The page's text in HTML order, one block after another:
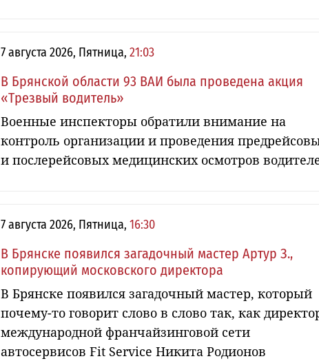
7 августа 2026, Пятница, 21:03
В Брянской области 93 ВАИ была проведена акция
«Трезвый водитель»
Военные инспекторы обратили внимание на
контроль организации и проведения
и послерейсовых медицинских осмотров
7 августа 2026, Пятница, 16:30
В Брянске появился загадочный мастер Артур З.,
копирующий московского директора
В Брянске появился загадочный мастер, который
почему-то говорит слово в слово так, как
международной франчайзинговой сети
автосервисов Fit Service Никита Родионов